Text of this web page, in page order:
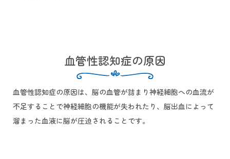
血管性認知症の原因
血管性認知症の原因は、脳の血管が詰まり神経細胞への血流が
不足することで神経細胞の機能が失われたり、脳出血によって
溜まった血液に脳が圧迫されることです。